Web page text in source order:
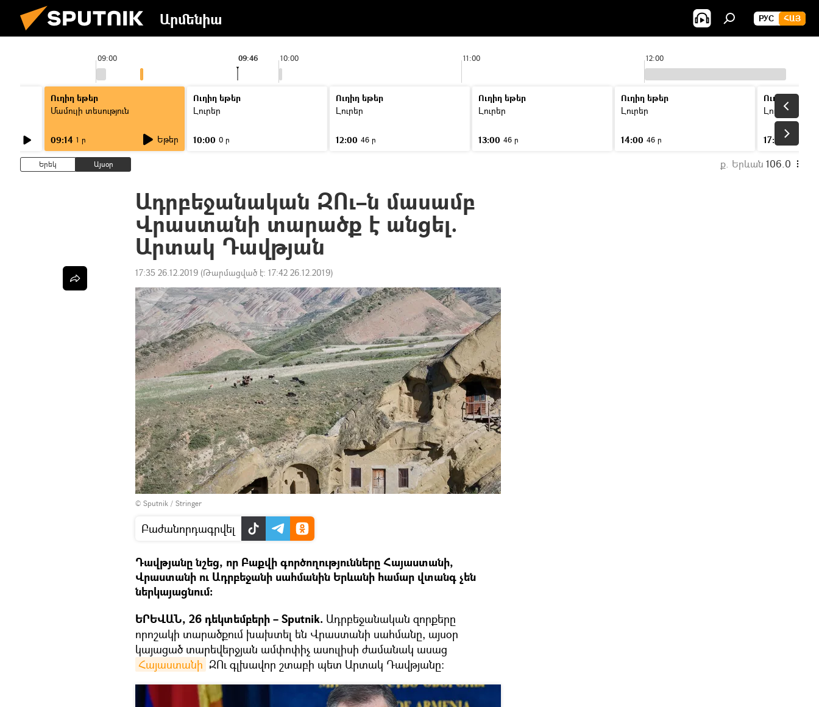
Արմենիա РУС ՀԱՅ
09:00 10:00 11:00 12:00
09:46
Ուղիղ եթեր
Մամուլի տեսություն
09:14 1 ր Եթեր
Ուղիղ եթեր
Լուրեր
10:00 0 ր
Ուղիղ եթեր
Լուրեր
12:00 46 ր
Ուղիղ եթեր
Լուրեր
13:00 46 ր
Ուղիղ եթեր
Լուրեր
14:00 46 ր
Ուղիղ եթեր
Լուրեր
17:00
Երեկ Այսօր ք. Երևան 106.0
Ադրբեջանական ԶՈւ–ն մասամբ
Վրաստանի տարածք է անցել.
Արտակ Դավթյան
17:35 26.12.2019 (Թարմացված է: 17:42 26.12.2019)
© Sputnik / Stringer
Բաժանորդագրվել
Դավթյանը նշեց, որ Բաքվի գործողությունները Հայաստանի,
Վրաստանի ու Ադրբեջանի սահմանին Երևանի համար վտանգ չեն
ներկայացնում։
ԵՐԵՎԱՆ, 26 դեկտեմբերի – Sputnik. Ադրբեջանական զորքերը
որոշակի տարածքում խախտել են Վրաստանի սահմանը, այսօր
կայացած տարեվերջյան ամփոփիչ ասուլիսի ժամանակ ասաց
Հայաստանի ԶՈւ գլխավոր շտաբի պետ Արտակ Դավթյանը։